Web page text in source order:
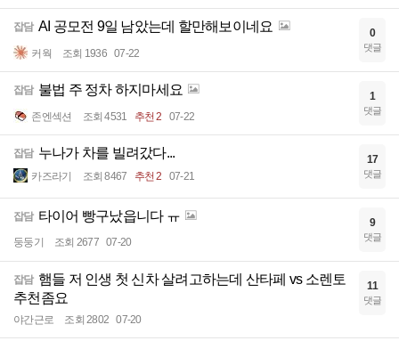
잡담 AI 공모전 9일 남았는데 할만해보이네요
커웍 조회 1936 07-22
0
댓글
잡담 불법 주 정차 하지마세요
존엔섹션 조회 4531 추천 2 07-22
1
댓글
잡담 누나가 차를 빌려갔다...
카즈라기 조회 8467 추천 2 07-21
17
댓글
잡담 타이어 빵구났읍니다 ㅠ
둥둥기 조회 2677 07-20
9
댓글
잡담 햄들 저 인생 첫 신차 살려고하는데 산타페 vs 소렌토
추천좀요
야간근로 조회 2802 07-20
11
댓글